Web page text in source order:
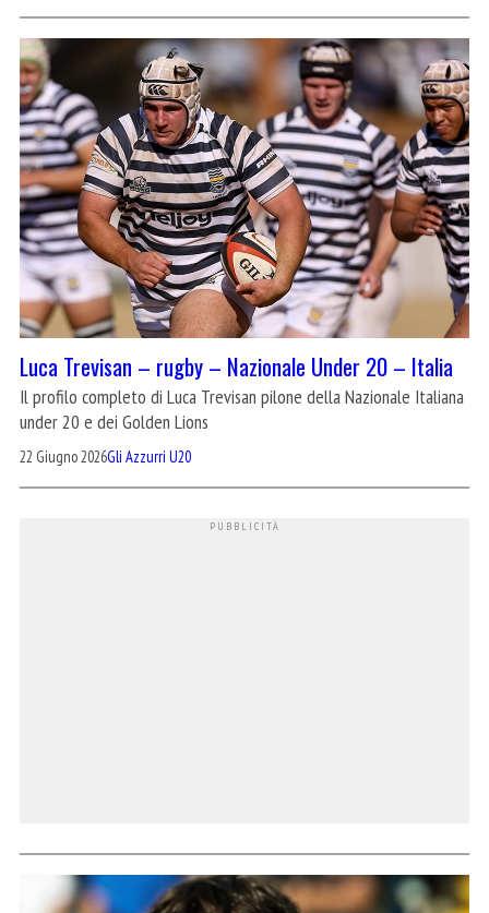
Luca Trevisan – rugby – Nazionale Under 20 – Italia
Il profilo completo di Luca Trevisan pilone della Nazionale Italiana
under 20 e dei Golden Lions
22 Giugno 2026Gli Azzurri U20